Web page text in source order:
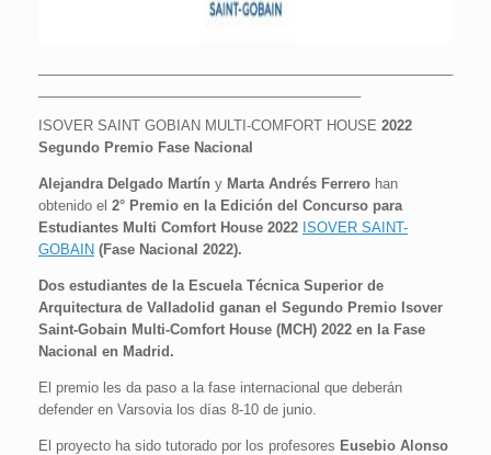
ISOVER SAINT GOBIAN MULTI-COMFORT HOUSE 2022
Segundo Premio Fase Nacional
Alejandra Delgado Martín y Marta Andrés Ferrero han
obtenido el 2° Premio en la Edición del Concurso para
Estudiantes Multi Comfort House 2022 ISOVER SAINT-
GOBAIN (Fase Nacional 2022).
Dos estudiantes de la Escuela Técnica Superior de
Arquitectura de Valladolid ganan el Segundo Premio Isover
Saint-Gobain Multi-Comfort House (MCH) 2022 en la Fase
Nacional en Madrid.
El premio les da paso a la fase internacional que deberán
defender en Varsovia los días 8-10 de junio.
El proyecto ha sido tutorado por los profesores Eusebio Alonso